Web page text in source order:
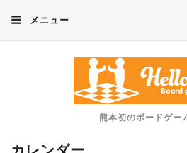
メニュー
熊本初のボードゲー